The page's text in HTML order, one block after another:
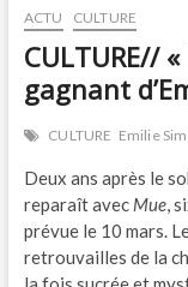
ACTU CULTURE
CULTURE//
gagnant
CULTURE Emilie
Deux ans après le
reparaît avec Mue,
prévue le 10 mars.
retrouvailles de la